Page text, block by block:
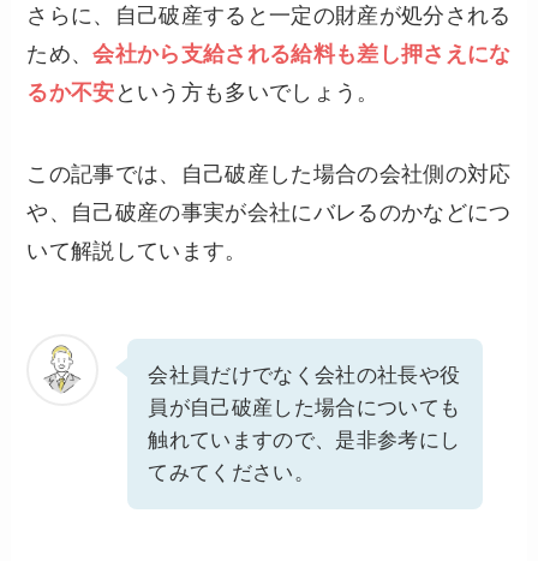
さらに、自己破産すると一定の財産が処分される
ため、会社から支給される給料も差し押さえにな
るか不安 という方も多いでしょう。
この記事では、自己破産した場合の会社側の対応
や、自己破産の事実が会社にバレるのかなどにつ
いて解説しています。
会社員だけでなく会社の社長や役
員が自己破産した場合についても
触れていますので、是非参考にし
てみてください。